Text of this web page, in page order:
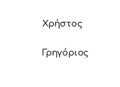
Χρήστος
Γρηγόριος